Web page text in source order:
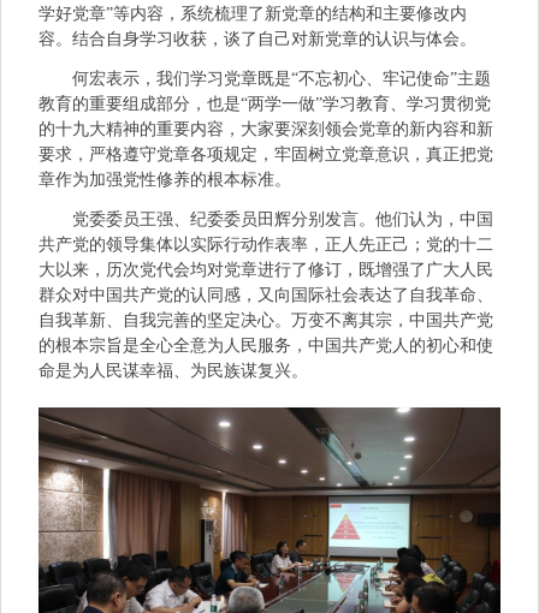
学好党章”等内容，系统梳理了新党章的结构和主要修改内
容。结合自身学习收获，谈了自己对新党章的认识与体会。
何宏表示，我们学习党章既是“不忘初心、牢记使命”主题
教育的重要组成部分，也是“两学一做”学习教育、学习贯彻党
的十九大精神的重要内容，大家要深刻领会党章的新内容和新
要求，严格遵守党章各项规定，牢固树立党章意识，真正把党
章作为加强党性修养的根本标准。
党委委员王强、纪委委员田辉分别发言。他们认为，中国
共产党的领导集体以实际行动作表率，正人先正己；党的十二
大以来，历次党代会均对党章进行了修订，既增强了广大人民
群众对中国共产党的认同感，又向国际社会表达了自我革命、
自我革新、自我完善的坚定决心。万变不离其宗，中国共产党
的根本宗旨是全心全意为人民服务，中国共产党人的初心和使
命是为人民谋幸福、为民族谋复兴。